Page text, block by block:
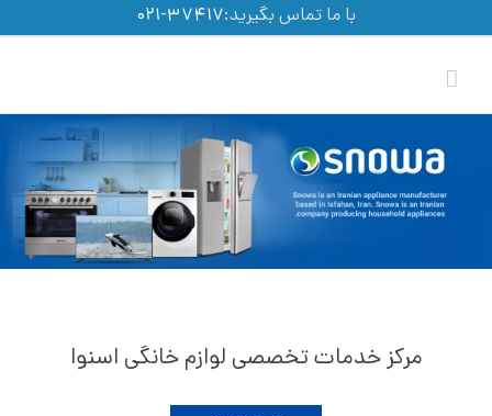
content
با ما تماس بگیرید:۳۷۴۱۷-۰۲۱
مرکز خدمات تخصصی لوازم خانگی اسنوا